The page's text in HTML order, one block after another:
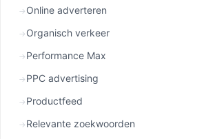
Online adverteren
Organisch verkeer
Performance Max
PPC advertising
Productfeed
Relevante zoekwoorden